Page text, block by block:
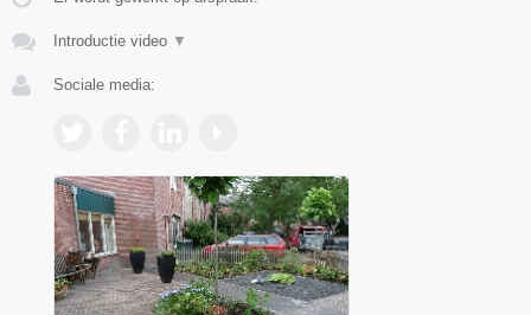
Introductie video ▼
Sociale media: